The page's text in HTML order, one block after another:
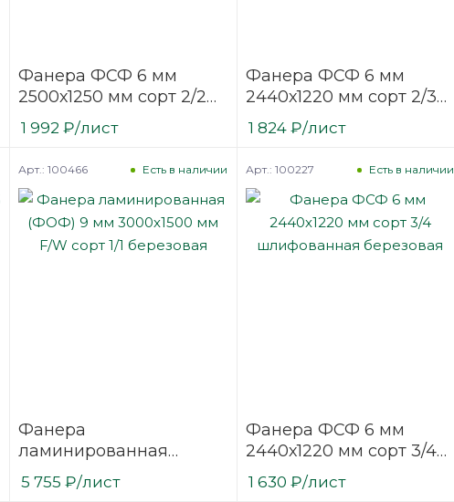
Фанера ФСФ 6 мм
2500х1250 мм сорт 2/2
шлифованная
березовая
1 992 ₽/лист
Фанера ФСФ 6 мм
2440х1220 мм сорт 2/3
шлифованная
березовая
1 824₽/лист
Фанера
ламинированная
(ФОФ) 9 мм 3000х1500
мм F/W сорт 1/1
Есть в наличии
Арт.: 100466
5 755 ₽/лист
Фанера ФСФ 6 мм
2440х1220 мм сорт 3/4
шлифованная
березовая
Есть в наличии
Арт.: 100227
1 630 ₽/лист